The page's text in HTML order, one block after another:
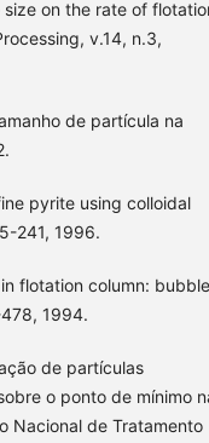
on the rate of
v.14, n.3,
de partícula na
pyrite using colloidal
241, 1996.
in flotation column: bubble
1994.
de partículas
o ponto de mínimo
Nacional de Tratamento